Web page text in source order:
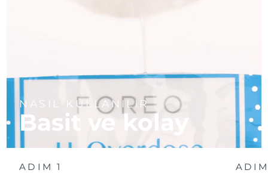
NASIL KULLANILIR
Basit ve kolay
ADIM 1